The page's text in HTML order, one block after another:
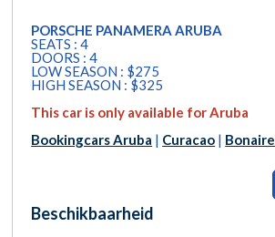
PORSCHE PANAMERA ARUBA
SEATS : 4
DOORS : 4
LOW SEASON : $275
HIGH SEASON : $325
This car is only available for Aruba
Bookingcars Aruba | Curacao | Bonaire
Beschikbaarheid